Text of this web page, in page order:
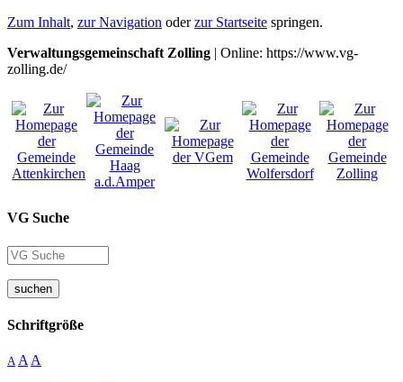
Zum Inhalt, zur Navigation oderzur Startseite springen.
Verwaltungsgemeinschaft Zolling | Online: https://www.vg-
zolling.de/
VG Suche
suchen
Schriftgröße
A A A